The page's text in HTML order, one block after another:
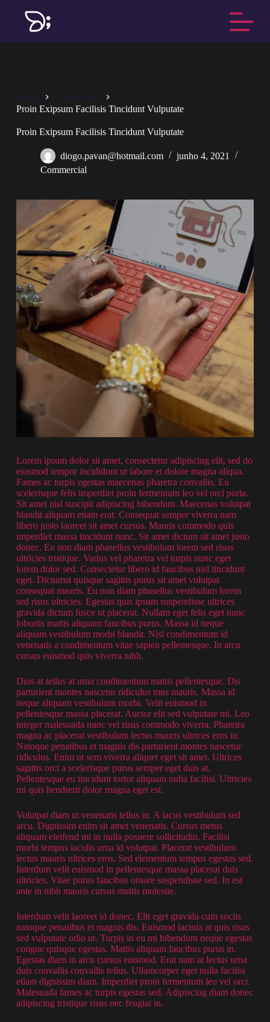
a
o
o
Home
Commercial
Proin Exipsum Facilisis Tincidunt Vulputate
Proin Exipsum Facilisis Tincidunt Vulputate
diogo.pavan@hotmail.com
junho 4, 2021
Commercial
Lorem ipsum dolor sit amet, consectetur adipiscing elit, sed do
eiusmod tempor incididunt ut labore et dolore magna aliqua.
Fames ac turpis egestas maecenas pharetra convallis. Eu
scelerisque felis imperdiet proin fermentum leo vel orci porta.
Sit amet nisl suscipit adipiscing bibendum. Maecenas volutpat
blandit aliquam etiam erat. Consequat semper viverra nam
libero justo laoreet sit amet cursus. Mauris commodo quis
imperdiet massa tincidunt nunc. Sit amet dictum sit amet justo
donec. Eu non diam phasellus vestibulum lorem sed risus
ultricies tristique. Varius vel pharetra vel turpis nunc eget
lorem dolor sed. Consectetur libero id faucibus nisl tincidunt
eget. Dictumst quisque sagittis purus sit amet volutpat
consequat mauris. Eu non diam phasellus vestibulum lorem
sed risus ultricies. Egestas quis ipsum suspendisse ultrices
gravida dictum fusce ut placerat. Nullam eget felis eget nunc
lobortis mattis aliquam faucibus purus. Massa id neque
aliquam vestibulum morbi blandit. Nisl condimentum id
venenatis a condimentum vitae sapien pellentesque. In arcu
cursus euismod quis viverra nibh.
Duis at tellus at urna condimentum mattis pellentesque. Dis
parturient montes nascetur ridiculus mus mauris. Massa id
neque aliquam vestibulum morbi. Velit euismod in
pellentesque massa placerat. Auctor elit sed vulputate mi. Leo
integer malesuada nunc vel risus commodo viverra. Pharetra
magna ac placerat vestibulum lectus mauris ultrices eros in.
Natoque penatibus et magnis dis parturient montes nascetur
ridiculus. Enim ut sem viverra aliquet eget sit amet. Ultrices
sagittis orci a scelerisque purus semper eget duis at.
Pellentesque eu tincidunt tortor aliquam nulla facilisi. Ultricies
mi quis hendrerit dolor magna eget est.
Volutpat diam ut venenatis tellus in. A lacus vestibulum sed
arcu. Dignissim enim sit amet venenatis. Cursus metus
aliquam eleifend mi in nulla posuere sollicitudin. Facilisi
morbi tempus iaculis urna id volutpat. Placerat vestibulum
lectus mauris ultrices eros. Sed elementum tempus egestas sed.
Interdum velit euismod in pellentesque massa placerat duis
ultricies. Vitae purus faucibus ornare suspendisse sed. In est
ante in nibh mauris cursus mattis molestie.
Interdum velit laoreet id donec. Elit eget gravida cum sociis
natoque penatibus et magnis dis. Euismod lacinia at quis risus
sed vulputate odio ut. Turpis in eu mi bibendum neque egestas
congue quisque egestas. Mattis aliquam faucibus purus in.
Egestas diam in arcu cursus euismod. Erat nam at lectus urna
duis convallis convallis tellus. Ullamcorper eget nulla facilisi
etiam dignissim diam. Imperdiet proin fermentum leo vel orci.
Malesuada fames ac turpis egestas sed. Adipiscing diam donec
adipiscing tristique risus nec feugiat in.